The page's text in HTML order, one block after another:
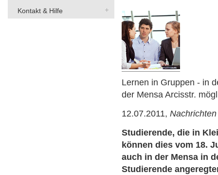
Kontakt & Hilfe
Lernen in Gruppen - in
der Mensa Arcisstr.
12.07.2011,
Studierende, die in
können dies vom 18.
auch in der Mensa in
Studierende